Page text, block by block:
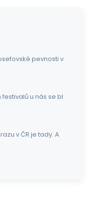
pevnosti v
u nás se bl
v ČR je tady. A